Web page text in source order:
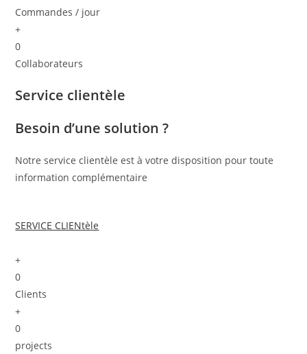
Commandes / jour
+
0
Collaborateurs
Service clientèle
Besoin d’une solution ?
Notre service clientèle est à votre disposition pour toute
information complémentaire
SERVICE CLIENtèle
+
0
Clients
+
0
projects